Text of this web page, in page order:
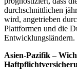
durchschnittlichen
wird, angetrieben
Plattformen und die
Entwicklungsländern.
Asien-Pazifik –